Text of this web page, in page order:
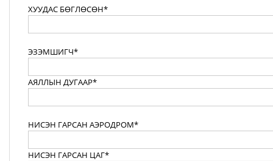
ХУУДАС БӨГЛӨСӨН*
ЭЗЭМШИГЧ*
АЯЛЛЫН ДУГААР*
НИСЭН ГАРСАН АЭРОДРОМ*
НИСЭН ГАРСАН ЦАГ*